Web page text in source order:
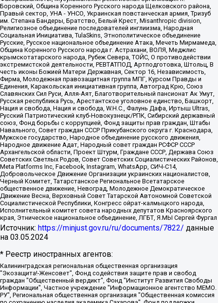
Боровский, Община Коренного Русского народа Щелковского района,
Правый сектор, УНА - УНСО, Украинская повстанческая армия, Тризуб
им. Степана Бандеры, Братство, Белый Крест, Misanthropic division,
Религиозное объединение последователей инглиизма, Народная
Социальная Инициатива, TulaSkins, Этнополитическое объединение
Русские, Русское национальное объединение Атака, Мечеть Мирмамеда,
Община Коренного Русского народа г. Астрахани, ВОЛЯ, Меджлис
крымскотатарского народа, Рубеж Севера, ТОЙС, О противодействии
экстремистской деятельности, РЕВТАТПОД, Артподготовка, Штольц, В
честь иконы Божией Матери Державная, Сектор 16, Независимость,
Фирма, Молодежная правозащитная группа МПГ, Курсом Правды и
Единения, Каракольская инициативная группа, Автоград Крю, Союз
Славянских Сил Руси, Алля-Аят, Благотворительный пансионат Ак Умут,
Русская республика Русь, Арестантское уголовное единство, Башкорт,
Нация и свобода, Нация и свобода, W.H.С., Фалунь Дафа, Иртыш Ultras,
Русский Патриотический клуб-Новокузнецк/РПК, Сибирский державный
союз, Фонд борьбы с коррупцией, Фонд защиты прав граждан, Штабы
Навального, Совет граждан СССР Прикубанского округа г. Краснодара,
Мужское государство, Народное объединение русского движения,
Народное движение Адат, Народный совет граждан РСФСР СССР
Архангельской области, Проект Штурм, Граждане СССР, Держава Союз
Советских Светлых Родов, Совет Советских Социалистических Районов,
Meta Platforms Inc, Facebook, Instagram, WhatsApp, СИЧ-С14,
Добровольческое Движение Организации украинских националистов,
Черный Комитет, Татарстанское Региональное Всетатарское
общественное движение, Невоград, Молодежное Демократическое
Движение Весна, Верховный Совет Татарской Автономной Советской
Социалистической Республики, Конгресс ойрат-калмыцкого народа,
Исполнительный комитет совета народных депутатов Красноярского
края, Этническое национальное объединение, ЛГБТ, Я.МЫ Сергей Фургал
Источник: https://minjust.gov.ru/ru/documents/7822/ данные
на 03.05.2024
* Реестр иностранных агентов:
Калининградская региональная общественная организация "Экозащита!-Женсовет", Фонд содействия защите прав и свобод граждан "Общественный вердикт", Фонд "Институт Развития Свободы Информации", Частное учреждение "Информационное агентство МЕМО. РУ", Региональная общественная организация "Общественная комиссия по сохранению наследия академика Сахарова", Фонд поддержки свободы прессы, Санкт-Петербургская общественная правозащитная организация "Гражданский контроль", Межрегиональная общественная организация "Информационно-просветительский центр "Мемориал", Региональный Фонд "Центр Защиты Прав Средств Массовой Информации", с 05.12.2023 Фонд "Центр Защиты Прав Средств массовой информации", Региональная общественная благотворительная организация помощи беженцам и мигрантам "Гражданское содействие", Негосударственное образовательное учреждение дополнительного профессионального образования (повышение квалификации) специалистов "АКАДЕМИЯ ПО ПРАВАМ ЧЕЛОВЕКА", Свердловская региональная общественная организация "Сутяжник", Автономная некоммерческая организация "Центр независимых социологических исследований", Союз общественных объединений "Российский исследовательский центр по правам человека", Региональное общественное учреждение научно-информационный центр "МЕМОРИАЛ", Некоммерческая организация "Фонд защиты гласности", Автономная некоммерческая организация "Институт прав человека", Городская общественная организация "Екатеринбургское общество "МЕМОРИАЛ", Городская общественная организация "Рязанское историко-просветительское и правозащитное общество "Мемориал" (Рязанский Мемориал), Челябинский региональный орган общественной самодеятельности – женское общественное объединение "Женщины Евразии", Челябинский региональный орган общественной самодеятельности "Уральская правозащитная группа", Фонд содействия защите здоровья и социальной справедливости имени Андрея Рылькова, Автономная Некоммерческая Организация "Аналитический Центр Юрия Левады", Автономная некоммерческая организация социальной поддержки населения "Проект Апрель", Региональная общественная организация помощи женщинам и детям, находящимся в кризисной ситуации "Информационно-методический центр "Анна", Фонд содействия развитию массовых коммуникаций и правовому просвещению "Так-так-Так", Фонд содействия устойчивому развитию "Серебряная тайга", Свердловский региональный общественный фонд социальных проектов "Новое время", "Idel.Реалии", Кавказ.Реалии, Крым.Реалии, Телеканал Настоящее Время, Татаро-башкирская служба Радио Свобода (Azatliq Radiosi), Радио Свободная Европа/Радио Свобода (PCE/PC), "Сибирь.Реалии", "Фактограф", Благотворительный фонд помощи осужденным и их семьям, Автономная некоммерческая организация "Институт глобализации и социальных движений", Фонд "В защиту прав заключенных", Частное учреждение "Центр поддержки и содействия развитию средств массовой информации", Пензенский региональный общественный благотворительный фонд "Гражданский союз", "Север.Реалии", Некоммерческая организация Фонд "Правовая инициатива", Общество с ограниченной ответственностью "Радио Свободная Европа/Радио Свобода", Чешское информационное агентство "MEDIUM-ORIENT", Красноярская региональная общественная организация "Мы против СПИДа", Камалягин Денис Николаевич, Маркелов Сергей Евгеньевич, Пономарев Лев Александрович, Савицкая Людмила Алексеевна, Автономная некоммерческая организация "Центр по работе с проблемой насилия "НАСИЛИЮ.НЕТ", Межрегиональный профессиональный союз работников здравоохранения "Альянс врачей", Юридическое лицо, зарегистрированное в Латвийской Республике, SIA "Medusa Project" (регистрационный номер 40103797863, дата регистрации 10.06.2014), Некоммерческая организация "Фонд по борьбе с коррупцией", Автономная некоммерческая организация "Институт права и публичной политики", Баданин Роман Сергеевич, Гликин Максим Александрович, Железнова Мария Михайловна, Лукьянова Юлия Сергеевна, Маетная Елизавета Витальевна, Маняхин Петр Борисович, Чуракова Ольга Владимировна, Ярош Юлия Петровна, Юридическое лицо "The Insider SIA", зарегистрированное в Риге, Латвийская Республика (дата регистрации 26.06.2015), являющееся администратором доменного имени интернет-издания "The Insider SIA", https://theins.ru, Постернак Алексей Евгеньевич, Рубин Михаил Аркадьевич, Анин Роман Александрович, Юридическое лицо Istories fonds, зарегистрированное в Латвийской Республике (регистрационный номер 50008295751, дата регистрации 24.02.2020), Великовский Дмитрий Александрович, Долинина Ирина Николаевна, Мароховская Алеся Алексеевна, Шлейнов Роман Юрьевич, Шмагун Олеся Валентиновна, Общество с ограниченной ответственностью "Альтаир 2021", Общество с ограниченной ответственностью "Вега 2021", Общество с ограниченной ответственностью "Главный редактор 2021", Общество с ограниченной ответственностью "Ромашки монолит", Важенков Артем Валерьевич, Ивановская областная общественная организация "Центр гендерных исследований", Гурман Юрий Альбертович, Медиапроект "ОВД-Инфо", Егоров Владимир Владимирович, Жилинский Владимир Александрович, Общество с ограниченной ответственностью "ЗП", Иванова София Юрьевна, Карезина Инна Павловна, Кильтау Екатерина Викторовна, Петров Алексей Викторович, Пискунов Сергей Евгеньевич, Смирнов Сергей Сергеевич, Тихонов Михаил Сергеевич, Общество с ограниченной ответственностью "ЖУРНАЛИСТ-ИНОСТРАННЫЙ АГЕНТ", Арапова Галина Юрьевна, Вольтская Татьяна Анатольевна, Американская компания "Mason G.E.S. Anonymous Foundation" (США), являющаяся владельцем интернет-издания https://mnews.world/, Компания "Stichting Bellingcat", зарегистрированная в Нидерландах (дата регистрации 11.07.2018), Захаров Андрей Вячеславович, Клепиковская Екатерина Дмитриевна, Общество с ограниченной ответственностью "МЕМО", Перл Роман Александрович, Симонов Евгений Алексеевич, Соловьева Елена Анатольевна, Сотников Даниил Владимирович, Сурначева Елизавета Дмитриевна, Автономная некоммерческая организация по защите прав человека и информированию населения "Якутия – Наше Мнение", Общество с ограниченной ответственностью "Москоу диджитал медиа", с 26.01.2023 Общество с ограниченной ответственностью "Чайка Белые сады", Ветошкина Валерия Валерьевна, Заговора Максим Александрович, Межрегиональное общественное движение "Российская ЛГБТ - сеть", Оленичев Максим Владимирович, Павлов Иван Юрьевич, Скворцова Елена Сергеевна, Общество с ограниченной ответственностью "Как бы инагент", Кочетков Игорь Викторович, Общество с ограниченной ответственностью "Честные выборы", Еланчик Олег Александрович, Общество с ограниченной ответственностью "Нобелевский призыв", Гималова Регина Эмилевна, Григорьев Андрей Валерьевич, Григорьева Алина Александровна, Ассоциация по содействию защите прав призывников, альтернативнослужащих и военнослужащих "Правозащитная группа "Гражданин.Армия.Право", Хисамова Регина Фаритовна, Автономная некоммерческая организация по реализации социально-правовых программ "Лилит", Дальневосточное общественное движение "Маяк", Санкт-Петербургская ЛГБТ-инициативная группа "Выход", Инициативная группа ЛГБТ+ "Реверс", Алексеев Андрей Викторович, Бекбулатова Таисия Львовна, Беляев Иван Михайлович, Владыкина Елена Сергеевна, Гельман Марат Александрович, Никульшина Вероника Юрьевна, Толоконникова Надежда Андреевна, Шендерович Виктор Анатольевич, Общество с ограниченной ответственностью "Данное сообщение", Общество с ограниченной ответственностью Издательский дом "Новая глава", Айнбиндер Александра Александровна, Московский комьюнити-центр для ЛГБТ+инициатив, Благотворительный фонд развития филантропии, Deutsche Welle (Германия, Kurt-Schumacher-Strasse 3, 53113 Bonn), Борзунова Мария Михайловна, Воробьев Виктор Викторович, Голубева Анна Львовна, Константинова Алла Михайловна, Малкова Ирина Владимировна, Мурадов Мурад Абдулгалимович, Осетинская Елизавета Николаевна, Понасенков Евгений Николаевич, Ганапольский Матвей Юрьевич, Киселев Евгений Алексеевич, Борухович Ирина Григорьевна, Дремин Иван Тимофеевич, Дубровский Дмитрий Викторович, Красноярская региональная общественная организация поддержки и развития альтернативных образовательных технологий и межкультурных коммуникаций "ИНТЕРРА", Маяковская Екатерина Алексеевна, Фейгин Марк Захарович, Филимонов Андрей Викторович, Дзугкоева Регина Николаевна, Доброхотов Роман Александрович, Дудь Юрий Александрович, Елкин Сергей Владимирович, Кругликов Кирилл Игоревич, Сабунаева Мария Леонидовна, Семенов Алексей Владимирович, Шаинян Карен Багратович, Шульман Екатерина Михайловна, Асафьев Артур Валерьевич, Вахштайн Виктор Семенович, Венедиктов Алексей Алексеевич, Лушникова Екатерина Евгеньевна, Волков Леонид Михайлович, Невзоров Александр Глебович, Пархоменко Сергей Борисович, Сироткин Ярослав Николаевич, Кара-Мурза Владимир Владимирович, Баранова Наталья Владимировна, Гозман Леонид Яковлевич, Кагарлицкий Борис Юльевич, Климарев Михаил Валерьевич, Милов Владимир Станиславович, Автономная некоммерческая организация Краснодарский центр современного искусства "Типография", Моргенштерн Алишер Тагирович, Соболь Любовь Эдуардовна, Общество с ограниченной ответственностью "ЛИЗА НОРМ", Каспаров Гарри Кимович, Ходорковский Михаил Борисович, Общество с ограниченной ответственностью "Апрельские тезисы", Данилович Ирина Брониславовна, Кашин Олег Владимирович, Петров Николай Владимирович, Пивоваров Алексей Владимирович, Соколов Михаил Владимирович, Цветкова Юлия Владимировна, Чичваркин Евгений Александрович, Комитет против пыток/Команда против пыток, Общество с ограниченной ответственностью "Первый научный", Общество с ограниченной ответственностью "Вертолет и ко", Белоцерковская Вероника Борисовна, Кац Максим Евгеньевич, Лазарева Татьяна Юрьевна, Шаведдинов Руслан Табризович, Яшин Илья Валерьевич, Общество с ограниченной ответственностью "Иноагент ААВ", Алешковский Дмитрий Петрович, Альбац Евгения Марковна, Быков Дмитрий Львович, Галямина Юлия Евгеньевна, Лойко Сергей Леонидович, Мартынов Кирилл Константинович, Медведев Сергей Александрович, Крашенинников Федор Геннадиевич, Гордеева Катерина Вл